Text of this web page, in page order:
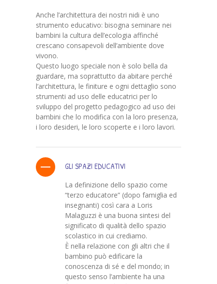
Anche l’architettura dei nostri nidi è uno
strumento educativo: bisogna seminare nei
bambini la cultura dell’ecologia affinché
crescano consapevoli dell’ambiente dove
vivono.
Questo luogo speciale non è solo bella da
guardare, ma soprattutto da abitare perché
l’architettura, le finiture e ogni dettaglio sono
strumenti ad uso delle educatrici per lo
sviluppo del progetto pedagogico ad uso dei
bambini che lo modifica con la loro presenza,
i loro desideri, le loro scoperte e i loro lavori.
GLI SPAZI EDUCATIVI
La definizione dello spazio come
“terzo educatore” (dopo famiglia ed
insegnanti) così cara a Loris
Malaguzzi è una buona sintesi del
significato di qualità dello spazio
scolastico in cui crediamo.
È nella relazione con gli altri che il
bambino può edificare la
conoscenza di sé e del mondo; in
questo senso l’ambiente ha una